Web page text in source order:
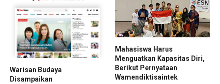
Warisan Budaya
Disampaikan
Mahasiswa Harus
Menguatkan Kapasitas Diri,
Berikut Pernyataan
Wamendiktisaintek